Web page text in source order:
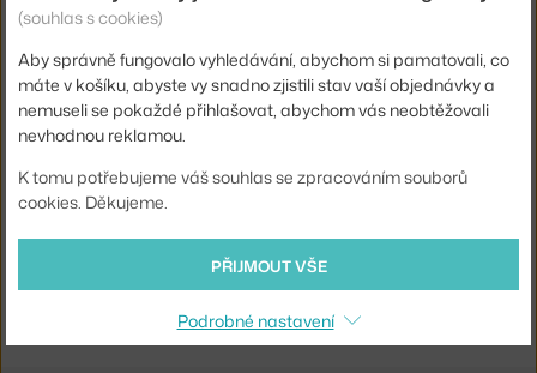
Barva:
bílá, šedá
Materiál:
plastové stínítko potažené textílií, hliník, ocel
Patice / zdroj: vestavěný LED zdroj
Stmívatelné:
ano
Kód produktu MUU-CALWAL500102
EAN
5713295513593
Ste zo Slovenska? Prejdite naLampa Calm Ø50, white / grey
Shopping from the EU? Switch toCalm Wall Lamp Ø50, white /
(souhlas s cookies)
Aby správně fungovalo vyhledávání, abychom si pamatovali, co
máte v košíku, abyste vy snadno zjistili stav vaší objednávky a
nemuseli se pokaždé přihlašovat, abychom vás neobtěžovali
nevhodnou reklamou.
K tomu potřebujeme váš souhlas se zpracováním souborů
cookies. Děkujeme.
PŘIJMOUT VŠE
Podrobné nastavení